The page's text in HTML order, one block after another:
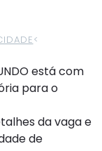
<
está com
para o
da vaga e
de